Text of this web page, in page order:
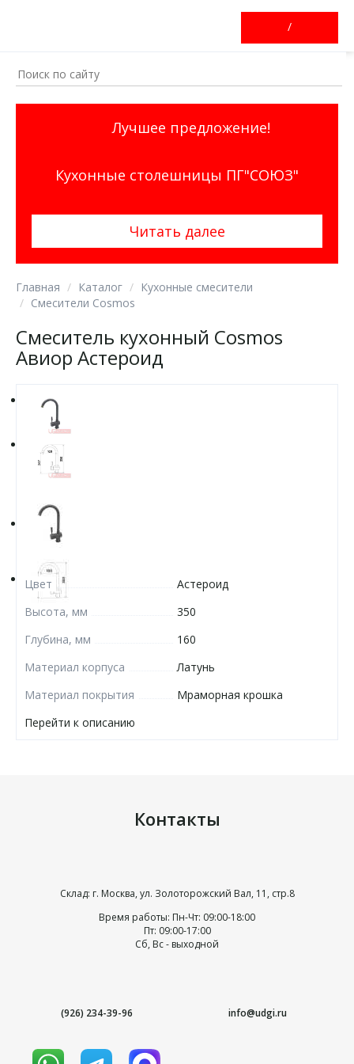
/
Лучшее предложение!
Кухонные столешницы ПГ"СОЮЗ"
Читать далее
Главная Каталог
Кухонные смесители
Смесители Cosmos
Смеситель кухонный Cosmos
Авиор Астероид
Цвет
Астероид
Высота, мм
350
Глубина, мм
160
Материал корпуса
Латунь
Материал покрытия
Мраморная крошка
Перейти к описанию
Контакты
Склад: г. Москва, ул. Золоторожский Вал, 11, стр.8
Время работы: Пн-Чт: 09:00-18:00
Пт: 09:00-17:00
Сб, Вс - выходной
(926) 234-39-96 info@udgi.ru